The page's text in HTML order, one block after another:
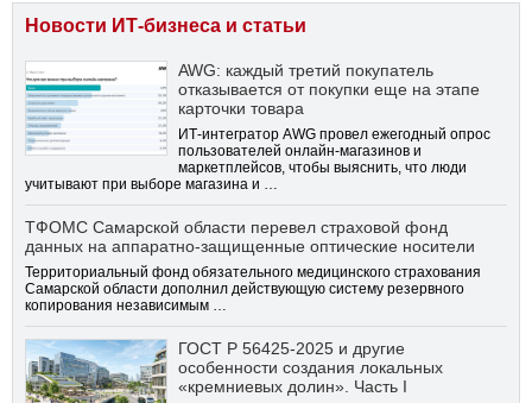
Новости ИТ-бизнеса и статьи
AWG: каждый третий покупатель
отказывается от покупки еще на этапе
карточки товара
ИТ-интегратор AWG провел ежегодный опрос
пользователей онлайн-магазинов и
маркетплейсов, чтобы выяснить, что люди
учитывают при выборе магазина и …
ТФОМС Самарской области перевел страховой фонд
данных на аппаратно-защищенные оптические носители
Территориальный фонд обязательного медицинского страхования
Самарской области дополнил действующую систему резервного
копирования независимым …
ГОСТ Р 56425-2025 и другие
особенности создания локальных
«кремниевых долин». Часть I